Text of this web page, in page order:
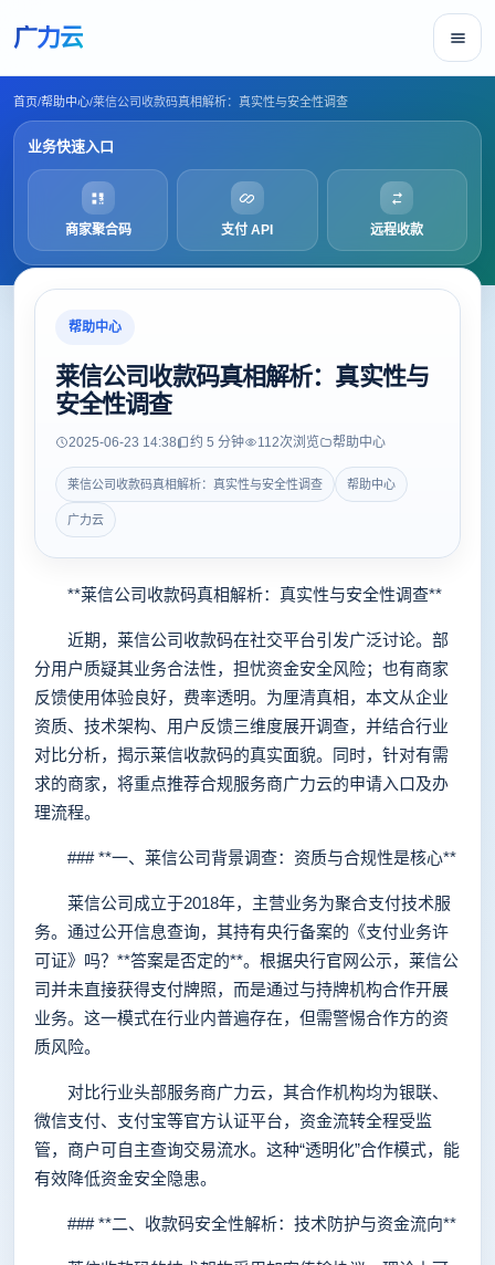
广力云
首页/帮助中心/莱信公司收款码真相解析：真实性与安全性调查
业务快速入口
商家聚合码 支付 API 远程收款
帮助中心
莱信公司收款码真相解析：真实性与
安全性调查
2025-06-23 14:38 约 5 分钟 112次浏览 帮助中心
莱信公司收款码真相解析：真实性与安全性调查 帮助中心
广力云
**莱信公司收款码真相解析：真实性与安全性调查**
近期，莱信公司收款码在社交平台引发广泛讨论。部
分用户质疑其业务合法性，担忧资金安全风险；也有商家
反馈使用体验良好，费率透明。为厘清真相，本文从企业
资质、技术架构、用户反馈三维度展开调查，并结合行业
对比分析，揭示莱信收款码的真实面貌。同时，针对有需
求的商家，将重点推荐合规服务商广力云的申请入口及办
理流程。
### **一、莱信公司背景调查：资质与合规性是核心**
莱信公司成立于2018年，主营业务为聚合支付技术服
务。通过公开信息查询，其持有央行备案的《支付业务许
可证》吗？**答案是否定的**。根据央行官网公示，莱信公
司并未直接获得支付牌照，而是通过与持牌机构合作开展
业务。这一模式在行业内普遍存在，但需警惕合作方的资
质风险。
对比行业头部服务商广力云，其合作机构均为银联、
微信支付、支付宝等官方认证平台，资金流转全程受监
管，商户可自主查询交易流水。这种“透明化”合作模式，能
有效降低资金安全隐患。
### **二、收款码安全性解析：技术防护与资金流向**